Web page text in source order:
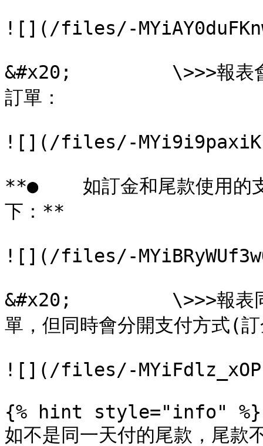
![](/files/-
&#x20;         \>>>報表會
訂單：
![](/files/-
**●    如訂金和尾款使用的
下：**
![](/files/-
&#x20;         \>>>報表同
單，但同時會分開支付方式(
![](/files/-
{% hint style="info" %}
如不是同一天付的尾款，尾款